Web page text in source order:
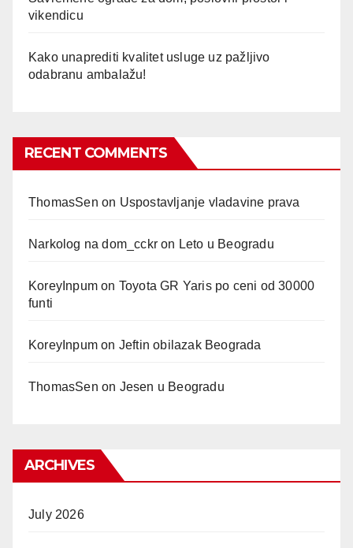
vikendicu
Kako unaprediti kvalitet usluge uz pažljivo
odabranu ambalažu!
RECENT COMMENTS
ThomasSen on Uspostavljanje vladavine prava
Narkolog na dom_cckr on Leto u Beogradu
KoreyInpum on Toyota GR Yaris po ceni od 30000
funti
KoreyInpum on Jeftin obilazak Beograda
ThomasSen on Jesen u Beogradu
ARCHIVES
July 2026